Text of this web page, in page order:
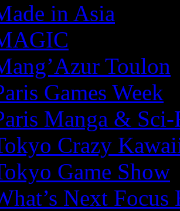
in Asia
Toulon
Games Week
Manga &
Crazy
Game Show
Next